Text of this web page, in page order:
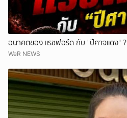
อนาคตของ แรชฟอร์ด กับ "ปีศาจแดง" ?
WeR NEWS